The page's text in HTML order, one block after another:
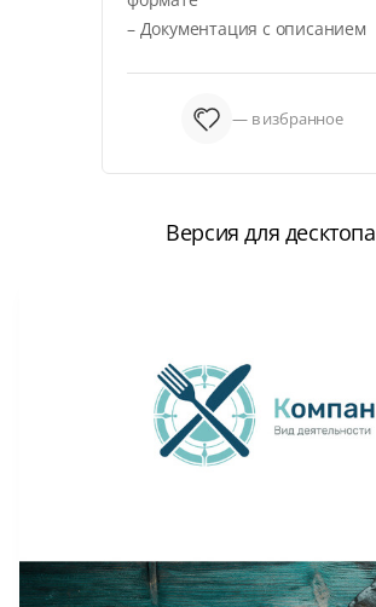
– Документация с описанием
— в избранное
Версия для десктопа